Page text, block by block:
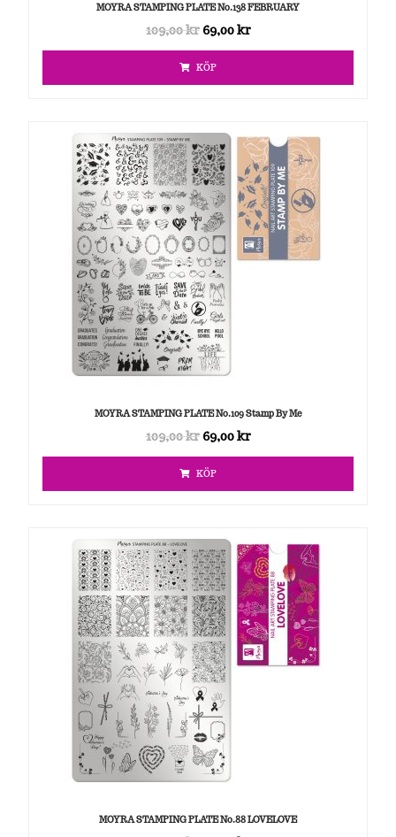
MOYRA STAMPING PLATE No.138 FEBRUARY
109,00kr 69,00kr
KÖP
MOYRA STAMPING PLATE No.109 Stamp By Me
109,00kr 69,00kr
KÖP
MOYRA STAMPING PLATE No.88 LOVELOVE